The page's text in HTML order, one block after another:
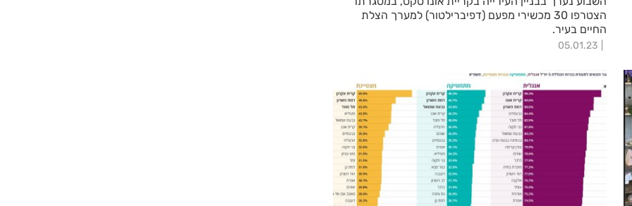
הצטרפו 30 מכשירי מפעם (דפיברילטור) למערך הצלת
החיים בעיר.
05.01.23